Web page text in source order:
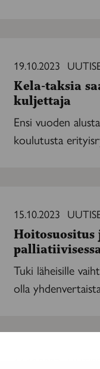
taksia
jatkossa
koulutettu
kuljettaja
19.10.2023
Kela-taksia
kuljettaja
Ensi vuoden
koulutusta
julkaistu
läheisten
huomioimiseen
palliatiivisessa
hoidossa
15.10.2023
Tuki läheisille
olla